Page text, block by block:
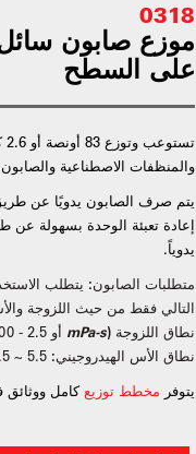
0318
موزع صابون
على السطح
والمنظفات الاصطناعية
يتم صرف الصابون يدويًا عن
إعادة تعبئة الوحدة بسهولة عن
يدوياً.
متطلبات الصابون: يتطلب
التالي فقط من حيث اللزوجة
نطاق اللزوجة (mPa-s أو 100 - 2.5
نطاق الأس الهيدروجيني: 5.5 ~ 8.5
يتوفر مخطط توزيع كامل ووثائق